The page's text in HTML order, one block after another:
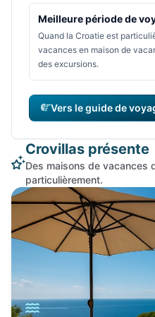
Meilleure période de
Quand la Croatie est
vacances en maison de
des excursions.
Vers le guide de
Crovillas présente
Des maisons de vacances
particulièrement.